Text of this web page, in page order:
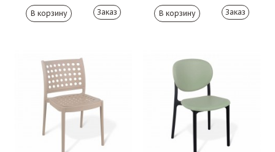
Заказ Заказ